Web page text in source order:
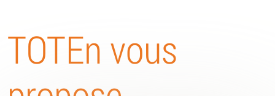
TOTEn vous